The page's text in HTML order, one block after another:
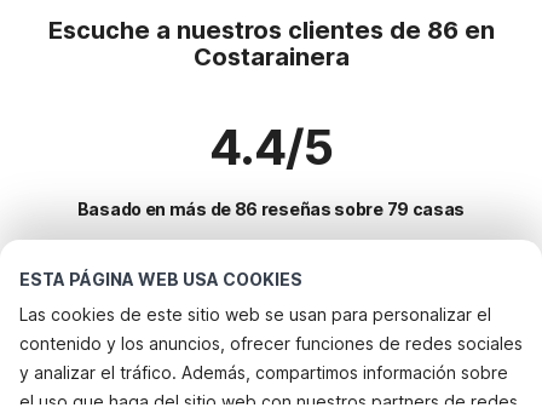
ESTA PÁGINA WEB USA COOKIES
Las cookies de este sitio web se usan para personalizar el
contenido y los anuncios, ofrecer funciones de redes sociales
y analizar el tráfico. Además, compartimos información sobre
el uso que haga del sitio web con nuestros partners de redes
Escuche a nuestros clientes de 86 en
Costarainera
4.4/5
Basado en más de 86 reseñas sobre 79 casas
Destinos más populares para vacaciones
Ciudades con los mejores servicios para vacaciones
Alquileres vacacionales para familias con niños calice-ligure
Servicios populares para vacaciones en Costarainera